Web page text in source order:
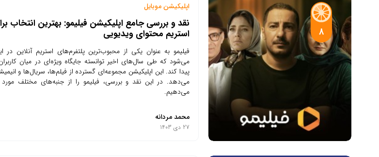
8
اپلیکیشن موبایل
نقد و بررسی جامع اپلیکیشن فیلیمو: بهترین انتخاب
استریم محتوای ویدیویی
فیلیمو به عنوان یکی از محبوب‌ترین پلتفرم‌های استریم آنلاین در
می‌شود که طی سال‌های اخیر توانسته جایگاه ویژه‌ای در میان
پیدا کند. این اپلیکیشن مجموعه‌ای گسترده از فیلم‌ها، سریال‌ها و
می‌دهد. در این نقد و بررسی، فیلیمو را از جنبه‌های مختلف مورد
می‌دهیم.
محمد مردانه
27 دی 1403